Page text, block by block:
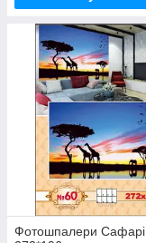
Фотошпалери